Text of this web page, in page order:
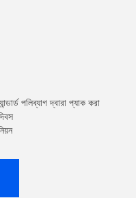
পলিব্যাগ দ্বারা প্যাক করা